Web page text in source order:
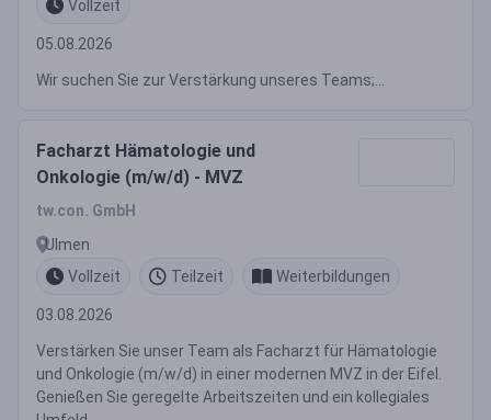
Vollzeit
05.08.2026
Wir suchen Sie zur Verstärkung unseres Teams;...
Facharzt Hämatologie und
Onkologie (m/w/d) - MVZ
tw.con. GmbH
Ulmen
Vollzeit
Teilzeit Weiterbildungen
03.08.2026
Verstärken Sie unser Team als Facharzt für Hämatologie
und Onkologie (m/w/d) in einer modernen MVZ in der Eifel.
Genießen Sie geregelte Arbeitszeiten und ein kollegiales